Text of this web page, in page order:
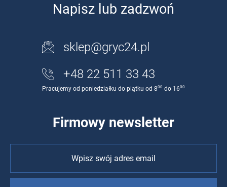
Napisz lub zadzwoń
sklep@gryc24.pl
+48 22 511 33 43
Pracujemy od poniedziałku do piątku od 800 do 1600
Firmowy newsletter